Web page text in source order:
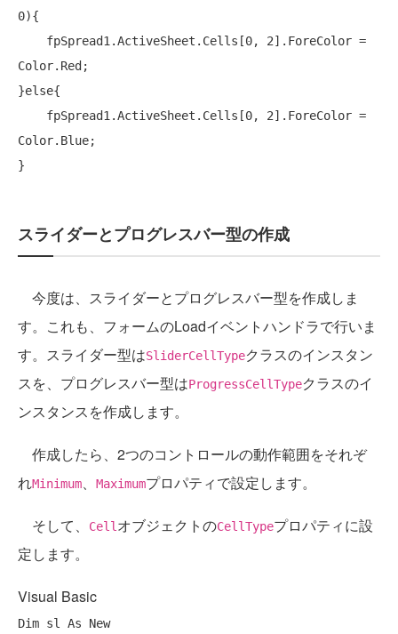
0){
Color.Red;
}else{
Color.Blue;
スライダーとプログレスバー型の作成
今度は、スライダーとプログレスバー型を作成しま
す。これも、フォームのLoadイベントハンドラで行いま
す。スライダー型はSliderCellTypeクラスのインスタン
スを、プログレスバー型はProgressCellTypeクラスのイ
ンスタンスを作成します。
作成したら、2つのコントロールの動作範囲をそれぞ
れMinimum、 Maximumプロパティで設定します。
そして、 CellオブジェクトのCellTypeプロパティに設
定します。
Visual Basic
Dim sl As
New